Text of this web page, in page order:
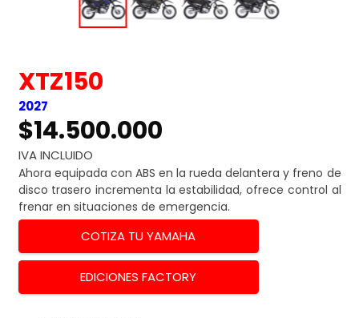
XTZ150
2027
$14.500.000
IVA INCLUIDO
Ahora equipada con ABS en la rueda delantera y freno de
disco trasero incrementa la estabilidad, ofrece control al
frenar en situaciones de emergencia.
COTIZA TU YAMAHA
EDICIONES FACTORY